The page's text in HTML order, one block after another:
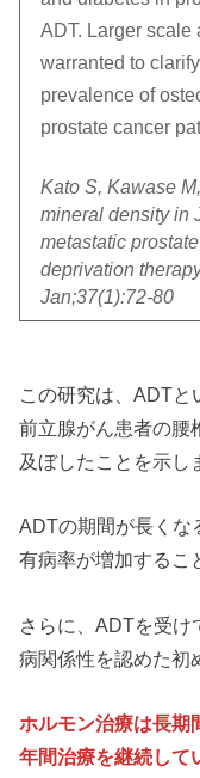
ADT. Larger scale
warranted to
prevalence of
prostate cancer
Kato S, Kawase
mineral density in
metastatic
deprivation
Jan;37(1):72-80
この研究は、ADTと
前立腺がん患者の腰
及ぼしたことを示し
ADTの期間が長くな
有病率が増加するこ
さらに、ADTを受け
病関係性を認めた初
ホルモン治療は長期
年間治療を継続して